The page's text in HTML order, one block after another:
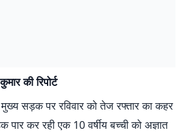
की रिपोर्ट
मुख्य सड़क पर रविवार को तेज रफ्तार का कहर
कर रही एक 10 वर्षीय बच्ची को अज्ञात